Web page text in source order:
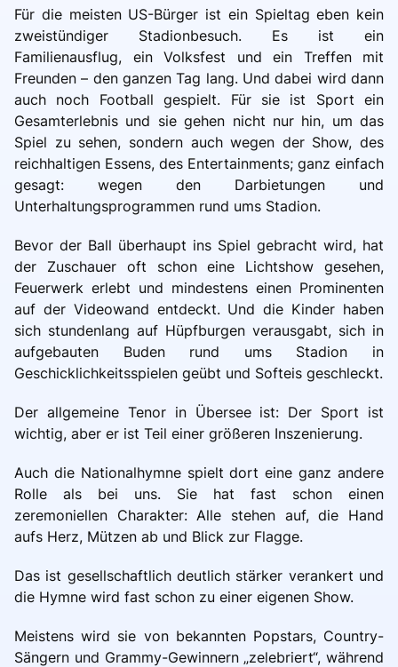
Für die meisten US-Bürger ist ein Spieltag eben kein
zweistündiger Stadionbesuch. Es ist ein
Familienausflug, ein Volksfest und ein Treffen mit
Freunden – den ganzen Tag lang. Und dabei wird dann
auch noch Football gespielt. Für sie ist Sport ein
Gesamterlebnis und sie gehen nicht nur hin, um das
Spiel zu sehen, sondern auch wegen der Show, des
reichhaltigen Essens, des Entertainments; ganz einfach
gesagt: wegen den Darbietungen und
Unterhaltungsprogrammen rund ums Stadion.
Bevor der Ball überhaupt ins Spiel gebracht wird, hat
der Zuschauer oft schon eine Lichtshow gesehen,
Feuerwerk erlebt und mindestens einen Prominenten
auf der Videowand entdeckt. Und die Kinder haben
sich stundenlang auf Hüpfburgen verausgabt, sich in
aufgebauten Buden rund ums Stadion in
Geschicklichkeitsspielen geübt und Softeis geschleckt.
Der allgemeine Tenor in Übersee ist: Der Sport ist
wichtig, aber er ist Teil einer größeren Inszenierung.
Auch die Nationalhymne spielt dort eine ganz andere
Rolle als bei uns. Sie hat fast schon einen
zeremoniellen Charakter: Alle stehen auf, die Hand
aufs Herz, Mützen ab und Blick zur Flagge.
Das ist gesellschaftlich deutlich stärker verankert und
die Hymne wird fast schon zu einer eigenen Show.
Meistens wird sie von bekannten Popstars, Country-
Sängern und Grammy-Gewinnern „zelebriert“, während